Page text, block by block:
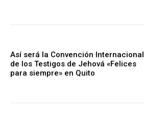
Así será la Convención Internacional
de los Testigos de Jehová «Felices
para siempre» en Quito